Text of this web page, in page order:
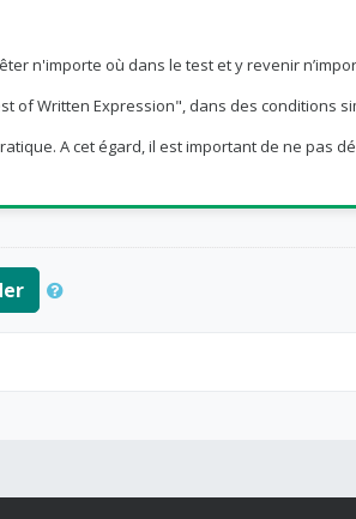
n'importe où dans le test et y revenir
of Written Expression", dans des conditions
A cet égard, il est important de ne pas